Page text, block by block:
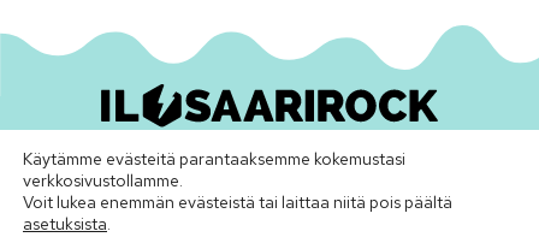
Ilosaarirock Oy•info@ilosaarirock.fi
InstagramFacebook
TikTokLinkedInSpotifyYoutubeVimeo
Käytämme evästeitä parantaaksemme kokemustasi
verkkosivustollamme.
Voit lukea enemmän evästeistä tai laittaa niitä pois päältä
asetuksista.